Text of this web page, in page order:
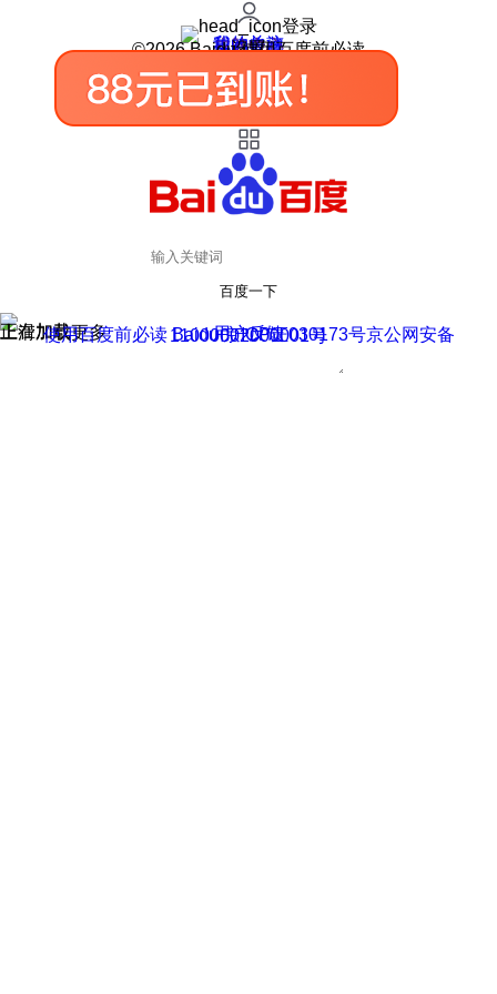
登录
我的关注
我的收藏
皮肤中心
用户反馈
设置
©2026 Baidu 使用百度前必读
百度一下
正在加载
上滑加载更多 用户反馈
使用百度前必读 Baidu 京ICP证030173号
京公网安备11000002000001号